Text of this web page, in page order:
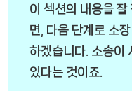
이 섹션의 내용을
면, 다음 단계로 소
하겠습니다. 소송이
있다는 것이죠.